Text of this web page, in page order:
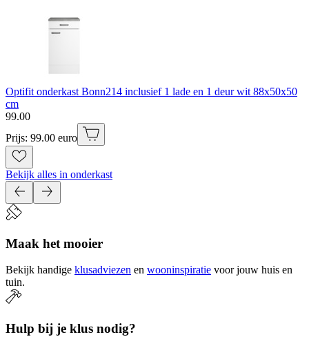
Optifit onderkast Bonn214 inclusief 1 lade en 1 deur wit 88x50x50
cm
99.00
Prijs: 99.00 euro
Bekijk alles in onderkast
Maak het mooier
Bekijk handige klusadviezen en wooninspiratie voor jouw huis en
tuin.
Hulp bij je klus nodig?